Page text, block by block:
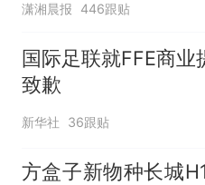
潇湘晨报 446跟贴
国际足联就FFE商业
致歉
新华社 36跟贴
方盒子新物种长城